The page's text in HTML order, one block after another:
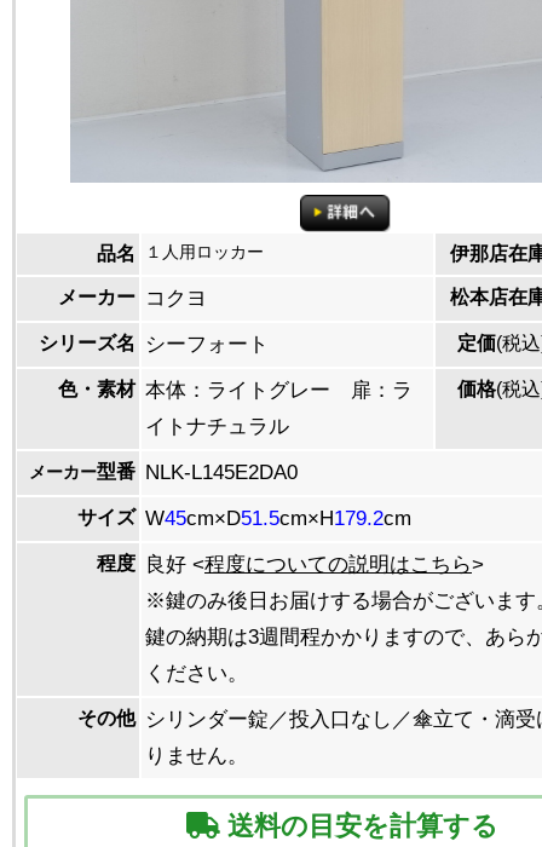
品名 １人用ロッカー 伊那店在
メーカー コクヨ 松本店在
シリーズ名 シーフォート 定価(税
色・素材 本体：ライトグレー 扉：ラ
イトナチュラル
価格(税
メーカー型番 NLK-L145E2DA0
サイズ W45cm×D51.5cm×H179.2cm
程度 良好 <程度についての説明はこちら>
※鍵のみ後日お届けする場合がございます
鍵の納期は3週間程かかりますので、あら
ください。
その他 シリンダー錠／投入口なし／傘立て・滴
りません。
送料の目安を計算する